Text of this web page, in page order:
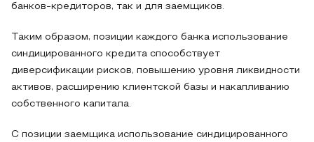
банков-кредиторов, так и для заемщиков.
Таким образом, позиции каждого банка использование
синдицированного кредита способствует
диверсификации рисков, повышению уровня ликвидности
активов, расширению клиентской базы и накапливанию
собственного капитала.
С позиции заемщика использование синдицированного